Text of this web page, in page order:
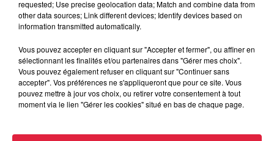
4 août 2026
Vélos d'occasion en Alsace : les
4 août 2026
Bischheim : disparition d’une
requested; Use precise geolocation data; Match and combine data from
other data sources; Link different devices; Identify devices based on
information transmitted automatically.
Vous pouvez accepter en cliquant sur "Accepter et fermer", ou affiner en
sélectionnant les finalités et/ou partenaires dans "Gérer mes choix".
Vous pouvez également refuser en cliquant sur "Continuer sans
accepter". Vos préférences ne s'appliqueront que pour ce site. Vous
pouvez mettre à jour vos choix, ou retirer votre consentement à tout
moment via le lien "Gérer les cookies" situé en bas de chaque page.